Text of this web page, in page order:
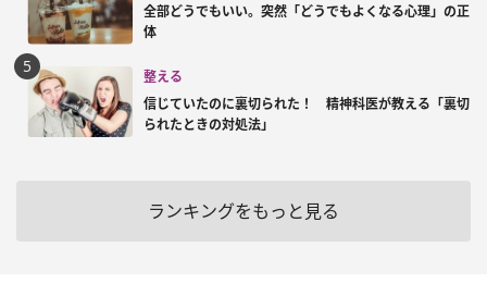
全部どうでもいい。突然「どうでもよくなる心理」の正
体
整える
信じていたのに裏切られた！ 精神科医が教える「裏切
られたときの対処法」
ランキングをもっと見る